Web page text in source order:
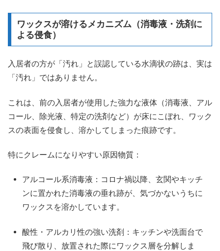
ワックスが溶けるメカニズム（消毒液・洗剤に
よる侵食）
入居者の方が「汚れ」と誤認している水滴状の跡は、実は
「汚れ」ではありません。
これは、前の入居者が使用した強力な液体（消毒液、アル
コール、除光液、特定の洗剤など）が床にこぼれ、ワック
スの表面を侵食し、溶かしてしまった痕跡です。
特にクレームになりやすい原因物質：
アルコール系消毒液：コロナ禍以降、玄関やキッチ
ンに置かれた消毒液の垂れ跡が、気づかないうちに
ワックスを溶かしています。
酸性・アルカリ性の強い洗剤：キッチンや洗面台で
飛び散り、放置された際にワックス層を分解しま